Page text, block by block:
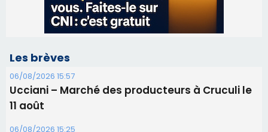
06/08/2026 15:25
Corte – L’association A Nuciola organise une
06/08/2026 15:04
Alata - Soirée Tango Argentin au stade de San
Benedetto
05/08/2026 09:53